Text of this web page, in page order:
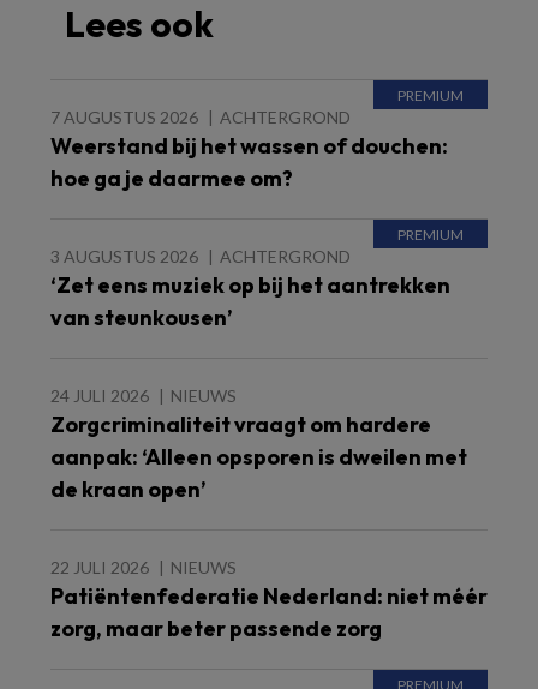
Lees ook
7 AUGUSTUS 2026 ACHTERGROND
Weerstand bij het wassen of douchen:
hoe ga je daarmee om?
3 AUGUSTUS 2026 ACHTERGROND
‘Zet eens muziek op bij het aantrekken
van steunkousen’
24 JULI 2026 NIEUWS
Zorgcriminaliteit vraagt om hardere
aanpak: ‘Alleen opsporen is dweilen met
de kraan open’
22 JULI 2026 NIEUWS
Patiëntenfederatie Nederland: niet méér
zorg, maar beter passende zorg